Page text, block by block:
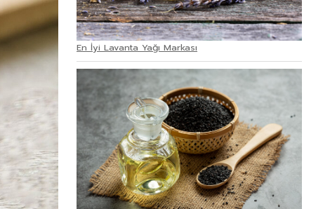
En İyi Lavanta Yağı Markası